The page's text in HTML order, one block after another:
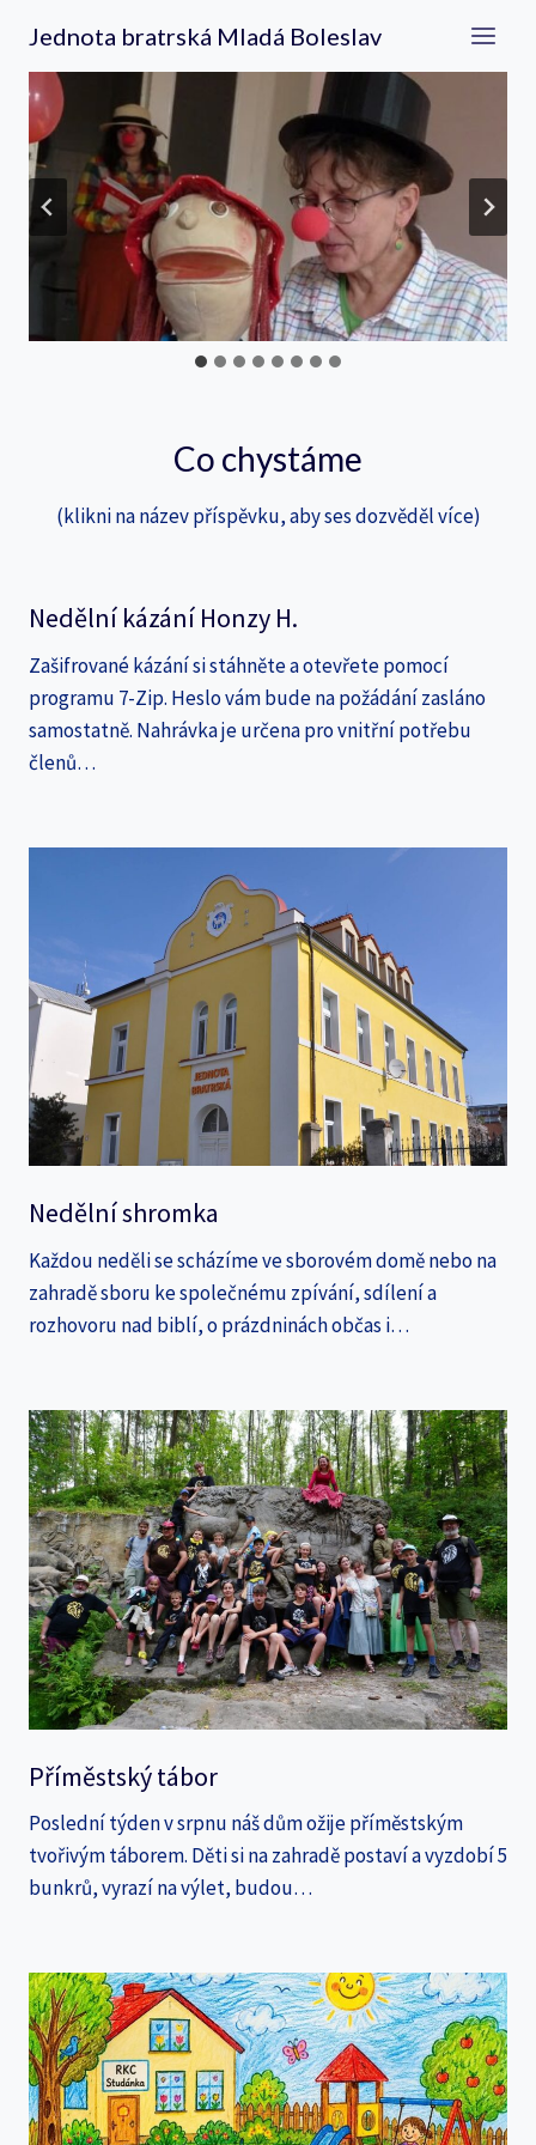
obsah
Jednota bratrská Mladá Boleslav
Co chystáme
(klikni na název příspěvku, aby ses dozvěděl více)
Nedělní kázání Honzy H.
Zašifrované kázání si stáhněte a otevřete pomocí
programu 7-Zip. Heslo vám bude na požádání zasláno
samostatně. Nahrávka je určena pro vnitřní potřebu
členů…
Nedělní shromka
Každou neděli se scházíme ve sborovém domě nebo na
zahradě sboru ke společnému zpívání, sdílení a
rozhovoru nad biblí, o prázdninách občas i…
Příměstský tábor
Poslední týden v srpnu náš dům ožije příměstským
tvořivým táborem. Děti si na zahradě postaví a vyzdobí 5
bunkrů, vyrazí na výlet, budou…